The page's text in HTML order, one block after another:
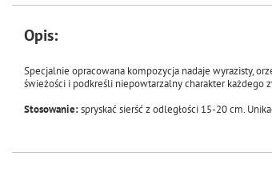
Opis:
Specjalnie opracowana kompozycja nadaje wyrazisty,
świeżości i podkreśli niepowtarzalny charakter każdego
Stosowanie:spryskać sierść z odległości 15-20 cm.